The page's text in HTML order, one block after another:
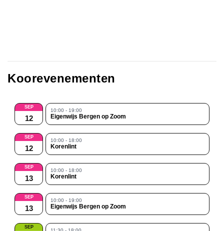
Koorevenementen
SEP
12
10:00 - 19:00
Eigenwijs Bergen op Zoom
SEP
12
10:00 - 18:00
Korenlint
SEP
13
10:00 - 18:00
Korenlint
SEP
13
10:00 - 19:00
Eigenwijs Bergen op Zoom
SEP